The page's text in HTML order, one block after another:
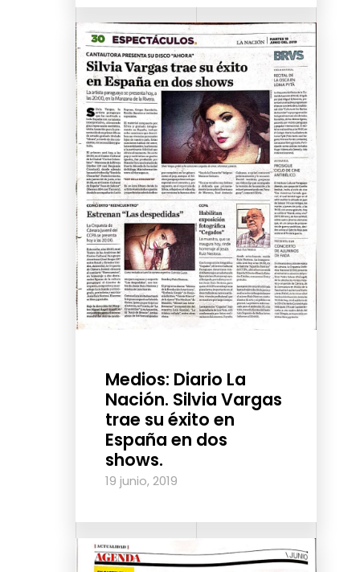
Medios: Diario La
Nación. Silvia Vargas
trae su éxito en
España en dos
shows.
19 junio, 2019